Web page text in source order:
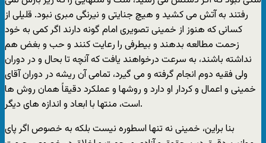
رفتند به آتش می کشيد و هيچ جنايتی و نيرنگی مبری نبود. قليلی از
کسانی که هنوز از خمينی تصويری امام گونه دارند اگر کمی به خود
زحمت مطالعه بدهند و بيطرفی را رعايت کنند و حب و بغض هم
نداشته باشند، به سرعت درخواهند يافت که آنچه تا بحال و در دوران
ولی فقيه دوم انجام گرفته و می گيرد، تمامی آن ريشه در دوران آقای
خمينی و اعمال و کردار او دارد و روشها و عملکرد دقيقاً همان روش ها
است، منتها با ابعاد و اندازه های ديگر.
بنا براين، خمينی نه تنها اسطوره نيست بلکه به خصوص اگر پای